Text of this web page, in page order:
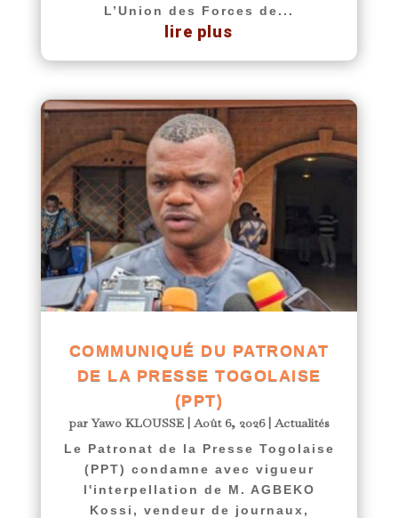
L’Union des Forces de...
lire plus
COMMUNIQUÉ DU PATRONAT
DE LA PRESSE TOGOLAISE
(PPT)
parYawo KLOUSSE| Août 6, 2026| Actualités
Le Patronat de la Presse Togolaise
(PPT) condamne avec vigueur
l'interpellation de M. AGBEKO
Kossi, vendeur de journaux,